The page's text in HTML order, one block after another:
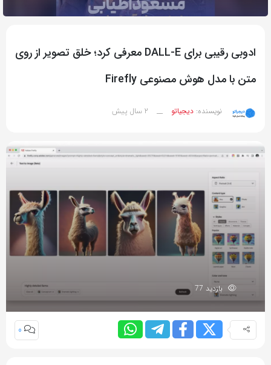
ادوبی رقیبی برای DALL-E معرفی کرد؛ خلق تصویر از روی
متن با مدل هوش مصنوعی Firefly
نویسنده: دیجیاتو __ 2 سال پیش
بازدید 77
0